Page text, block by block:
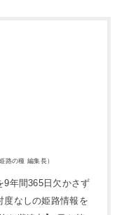
路の種 編集長）
9年間365日欠かさず
度なしの姫路情報を